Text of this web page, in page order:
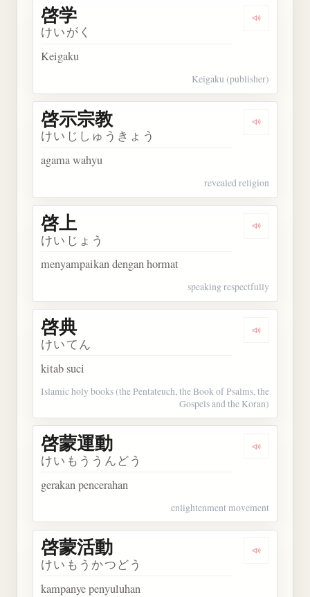
Dengarkan
啓学
けいがく
Keigaku
Keigaku (publisher)
Dengarkan
啓示宗教
けいじしゅうきょう
agama wahyu
revealed religion
Dengarkan
啓上
けいじょう
menyampaikan dengan hormat
speaking respectfully
Dengarkan
啓典
けいてん
kitab suci
Islamic holy books (the Pentateuch, the Book of Psalms, the
Gospels and the Koran)
Dengarkan
啓蒙運動
けいもううんどう
gerakan pencerahan
enlightenment movement
Dengarkan
啓蒙活動
けいもうかつどう
kampanye penyuluhan